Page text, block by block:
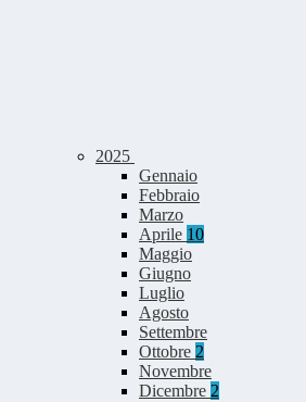
2025
Gennaio
Febbraio
Marzo
Aprile 10
Maggio
Giugno
Luglio
Agosto
Settembre
Ottobre 2
Novembre
Dicembre 2